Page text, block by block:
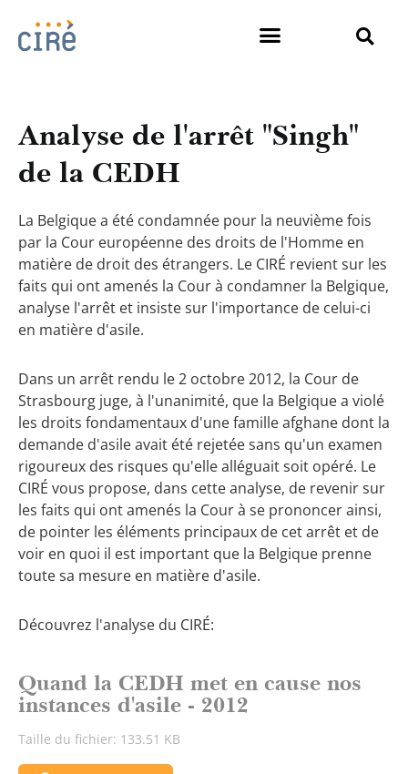
Analyse de l'arrêt "Singh"
de la CEDH
La Belgique a été condamnée pour la neuvième fois
par la Cour européenne des droits de l'Homme en
matière de droit des étrangers. Le CIRÉ revient sur les
faits qui ont amenés la Cour à condamner la Belgique,
analyse l'arrêt et insiste sur l'importance de celui-ci
en matière d'asile.
Dans un arrêt rendu le 2 octobre 2012, la Cour de
Strasbourg juge, à l'unanimité, que la Belgique a violé
les droits fondamentaux d'une famille afghane dont la
demande d'asile avait été rejetée sans qu'un examen
rigoureux des risques qu'elle alléguait soit opéré. Le
CIRÉ vous propose, dans cette analyse, de revenir sur
les faits qui ont amenés la Cour à se prononcer ainsi,
de pointer les éléments principaux de cet arrêt et de
voir en quoi il est important que la Belgique prenne
toute sa mesure en matière d'asile.
Découvrez l'analyse du CIRÉ:
Quand la CEDH met en cause nos
instances d'asile - 2012
Taille du fichier: 133.51 KB